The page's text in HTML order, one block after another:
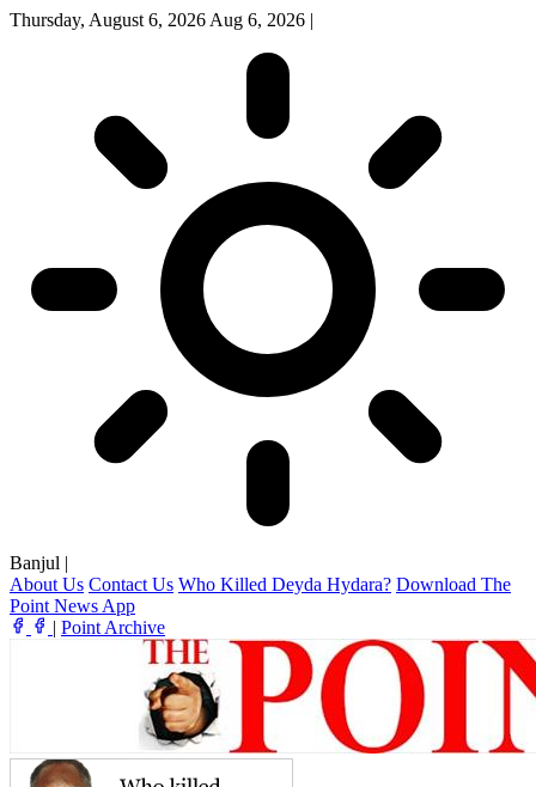
Thursday, August 6, 2026 Aug 6, 2026 |
Banjul |
About Us Contact Us Who Killed Deyda Hydara? Download The
Point News App
| Point Archive